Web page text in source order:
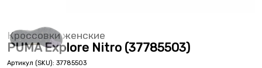
Кроссовки женские
PUMA Explore Nitro (37785503)
Артикул (SKU): 37785503